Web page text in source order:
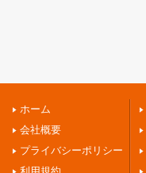
ホーム
会社概要
プライバシーポリシー